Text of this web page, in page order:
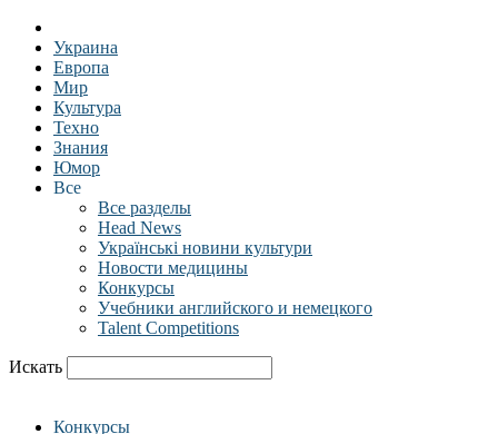
Украина
Европа
Мир
Культура
Техно
Знания
Юмор
Все
Все разделы
Head News
Українські новини культури
Новости медицины
Конкурсы
Учебники английского и немецкого
Talent Competitions
Искать
Конкурсы